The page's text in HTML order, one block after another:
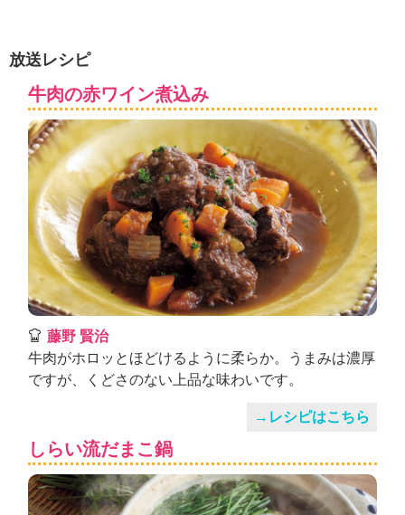
ケ
ー
ョ
ナ
ル
「
み
ん
な
の
き
の
料
放送レシピ
牛肉の赤ワイン煮込み
藤野 賢治
牛肉がホロッとほどけるように柔らか。うまみは濃厚
ですが、くどさのない上品な味わいです。
→レシピはこちら
しらい流だまこ鍋